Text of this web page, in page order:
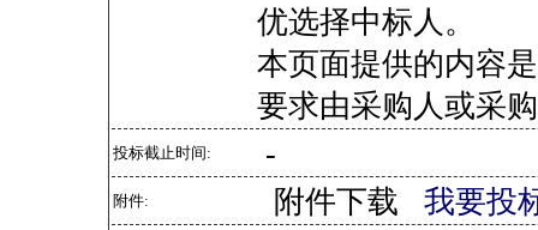
优选择中标人。
本页面提供的内容
要求由采购人或采
投标截止时间: -
附件: 附件下载 我要投